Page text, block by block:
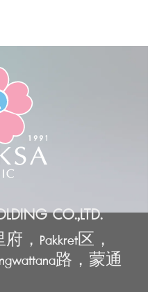
CO.,LTD.
，Pakkret区，
路，蒙通